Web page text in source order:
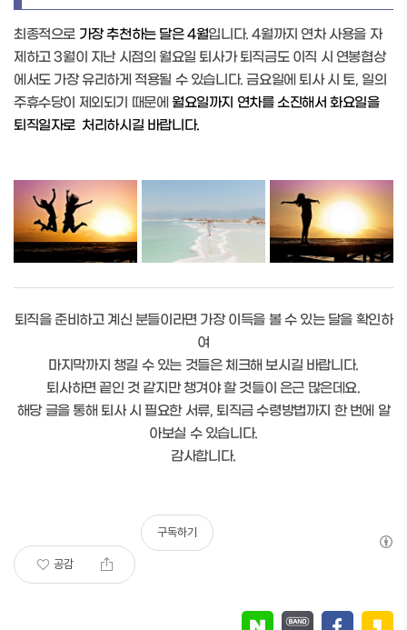
최종적으로 가장 추천하는 달은 4월입니다. 4월까지 연차 사용을 자
제하고 3월이 지난 시점의 월요일 퇴사가 퇴직금도 이직 시 연봉협상
에서도 가장 유리하게 적용될 수 있습니다. 금요일에 퇴사 시 토, 일의
주휴수당이 제외되기 때문에월요일까지 연차를 소진해서 화요일을
퇴직일자로 처리하시길 바랍니다.
퇴직을 준비하고 계신 분들이라면 가장 이득을 볼 수 있는 달을 확인하
여
마지막까지 챙길 수 있는 것들은 체크해 보시길 바랍니다.
퇴사하면 끝인 것 같지만 챙겨야 할 것들이 은근 많은데요.
해당 글을 통해 퇴사 시 필요한 서류, 퇴직금 수령방법까지 한 번에 알
아보실 수 있습니다.
감사합니다.
공감
구독하기